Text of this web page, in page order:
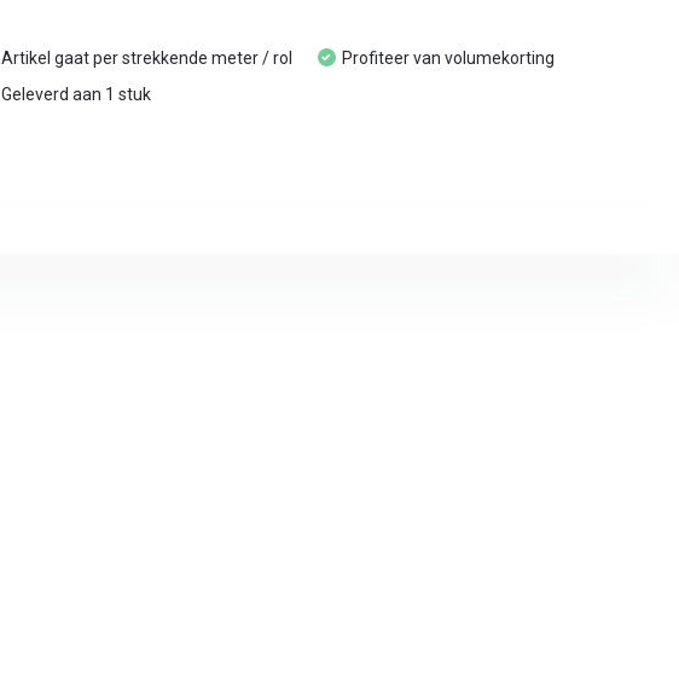
Artikel gaat per strekkende meter / rol
Geleverd aan 1 stuk
Profiteer van volumekorting